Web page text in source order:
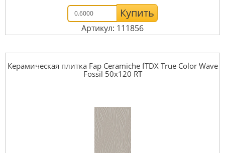
Купить
Артикул: 111856
Керамическая плитка Fap Ceramiche fTDX True Color Wave
Fossil 50x120 RT